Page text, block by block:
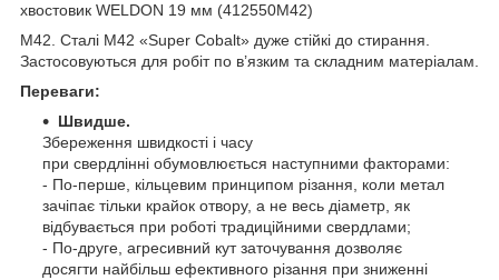
хвостовик WELDON 19 мм (412550M42)
M42. Сталі М42 «Super Cobalt» дуже стійкі до стирання.
Застосовуються для робіт по в’язким та складним матеріалам.
Переваги:
Швидше.
Збереження швидкості і часу
при свердлінні обумовлюється наступними факторами:
- По-перше, кільцевим принципом різання, коли метал
зачіпає тільки крайок отвору, а не весь діаметр, як
відбувається при роботі традиційними свердлами;
- По-друге, агресивний кут заточування дозволяє
досягти найбільш ефективного різання при зниженні